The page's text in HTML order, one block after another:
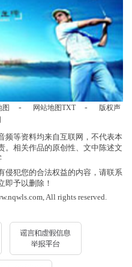
- 网站地图TXT -
版权声
频等资料均来自互联网，不代表本
。相关作品的原创性、文中陈述文
侵犯您的合法权益的内容，请联系
即予以删除！
All rights reserved.